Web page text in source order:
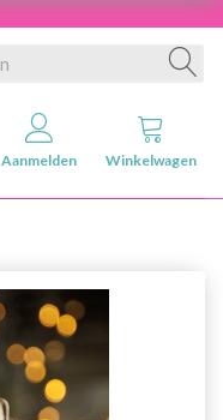
Aanmelden Winkelwagen